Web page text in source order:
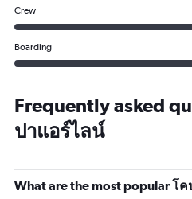
Crew
Boarding
Frequently asked
ปาแอร์ไลน์
What are the most popular โ